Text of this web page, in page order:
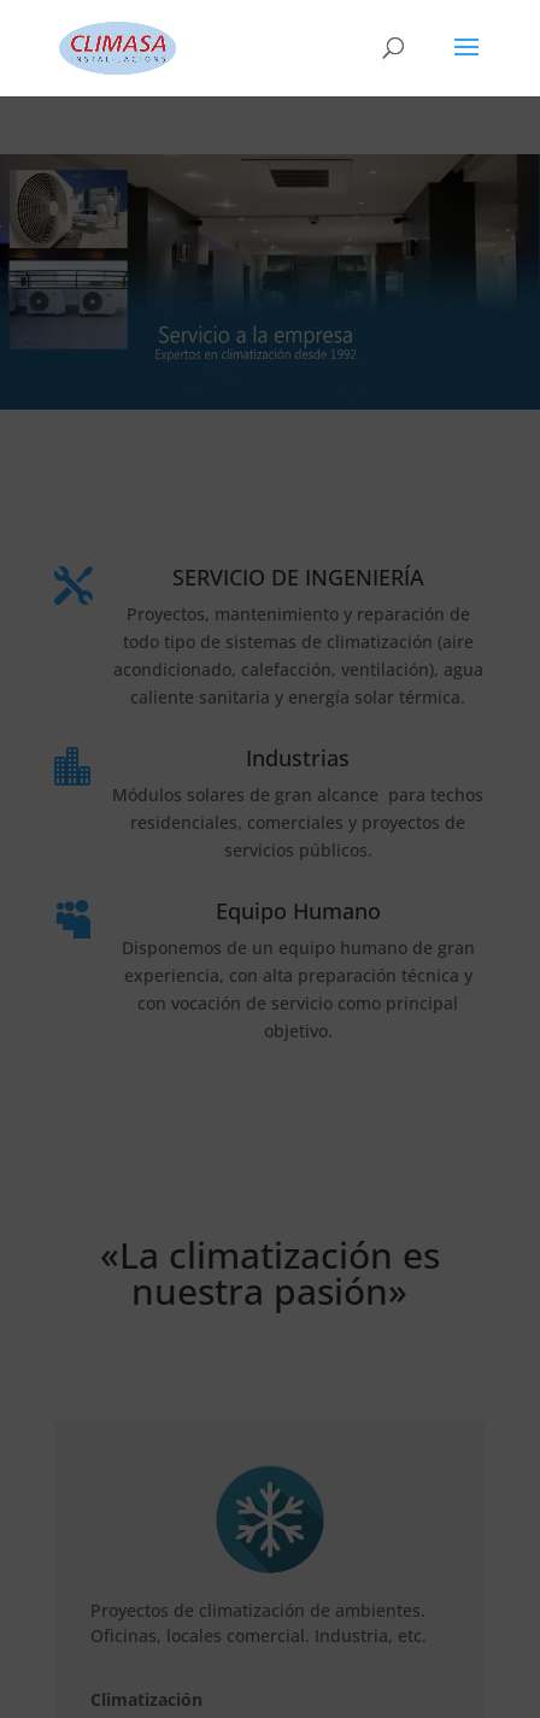
 SERVICIO DE INGENIERÍA
Proyectos, mantenimiento y reparación de
todo tipo de sistemas de climatización (aire
acondicionado, calefacción, ventilación), agua
caliente sanitaria y energía solar térmica.
 Industrias
Módulos solares de gran alcance para techos
residenciales, comerciales y proyectos de
servicios públicos.
 Equipo Humano
Disponemos de un equipo humano de gran
experiencia, con alta preparación técnica y
con vocación de servicio como principal
objetivo.
«La climatización es
nuestra pasión»
Proyectos de climatización de ambientes.
Oficinas, locales comercial. Industria, etc.
Climatización